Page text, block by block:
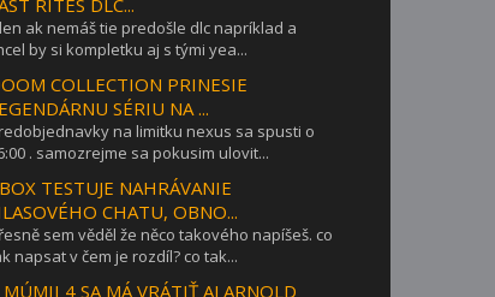
RITES DLC...
ak nemáš tie predošle dlc napríklad a
by si kompletku aj s tými yea...
COLLECTION PRINESIE
SÉRIU NA ...
na limitku nexus sa spusti o
. samozrejme sa pokusim ulovit...
TESTUJE NAHRÁVANIE
CHATU, OBNO...
sem věděl že něco takového napíšeš. co
napsat v čem je rozdíl? co tak...
MÚMII 4 SA MÁ VRÁTIŤ AJ ARNOLD